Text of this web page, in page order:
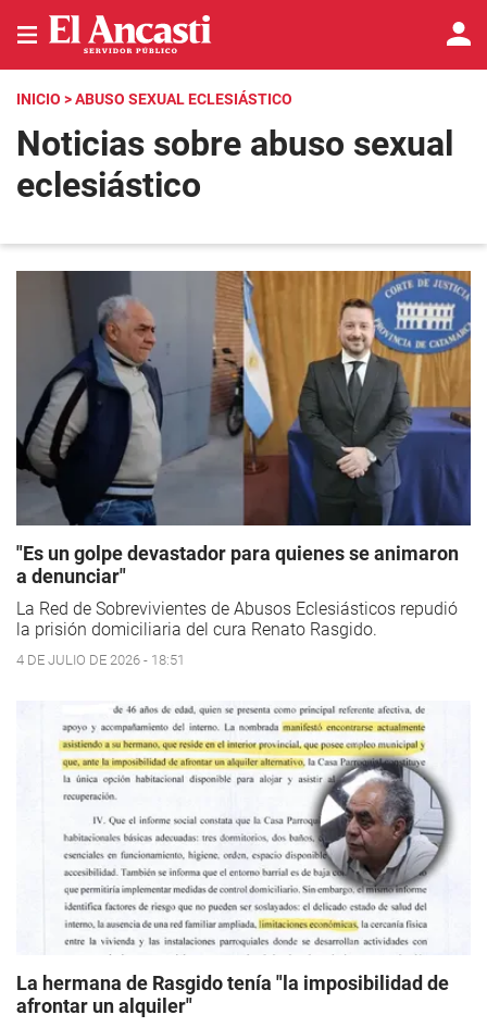
INICIO > ABUSO SEXUAL ECLESIÁSTICO
Noticias sobre abuso sexual
eclesiástico
"Es un golpe devastador para quienes se animaron
a denunciar"
La Red de Sobrevivientes de Abusos Eclesiásticos repudió
la prisión domiciliaria del cura Renato Rasgido.
4 DE JULIO DE 2026 - 18:51
La hermana de Rasgido tenía "la imposibilidad de
afrontar un alquiler"